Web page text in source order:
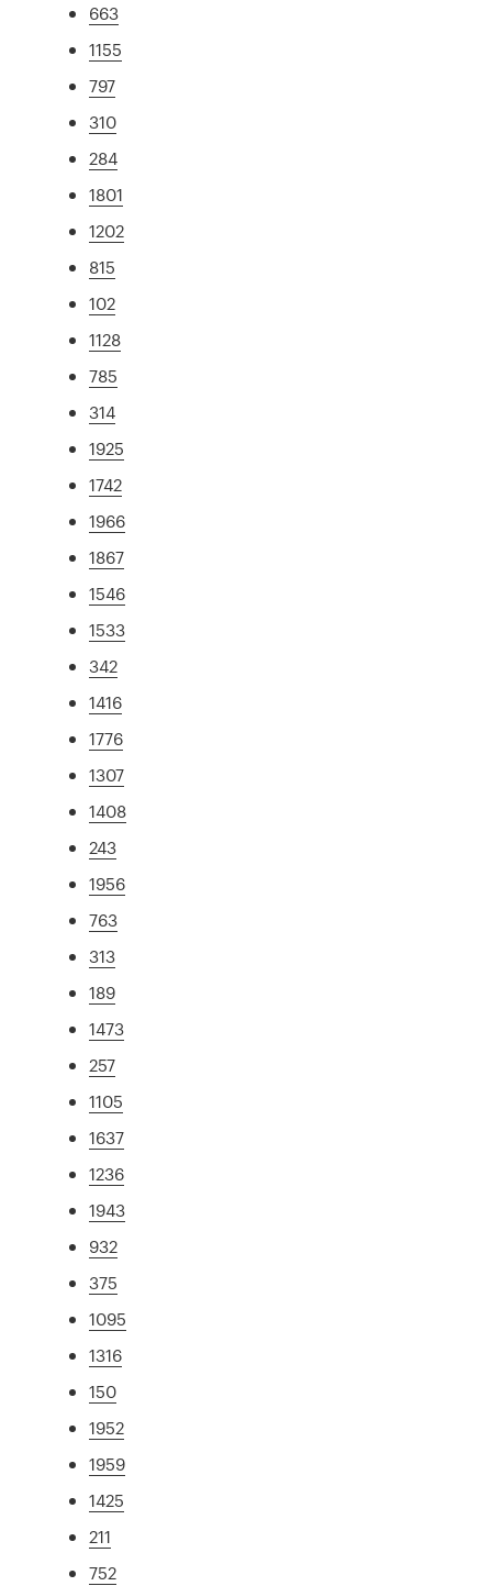
663
1155
797
310
284
1801
1202
815
102
1128
785
314
1925
1742
1966
1867
1546
1533
342
1416
1776
1307
1408
243
1956
763
313
189
1473
257
1105
1637
1236
1943
932
375
1095
1316
150
1952
1959
1425
211
752